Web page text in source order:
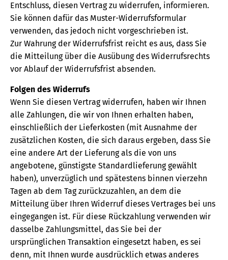
Entschluss, diesen Vertrag zu widerrufen, informieren.
Sie können dafür das Muster-Widerrufsformular
verwenden, das jedoch nicht vorgeschrieben ist.
Zur Wahrung der Widerrufsfrist reicht es aus, dass Sie
die Mitteilung über die Ausübung des Widerrufsrechts
vor Ablauf der Widerrufsfrist absenden.
Folgen des Widerrufs
Wenn Sie diesen Vertrag widerrufen, haben wir Ihnen
alle Zahlungen, die wir von Ihnen erhalten haben,
einschließlich der Lieferkosten (mit Ausnahme der
zusätzlichen Kosten, die sich daraus ergeben, dass Sie
eine andere Art der Lieferung als die von uns
angebotene, günstigste Standardlieferung gewählt
haben), unverzüglich und spätestens binnen vierzehn
Tagen ab dem Tag zurückzuzahlen, an dem die
Mitteilung über Ihren Widerruf dieses Vertrages bei uns
eingegangen ist. Für diese Rückzahlung verwenden wir
dasselbe Zahlungsmittel, das Sie bei der
ursprünglichen Transaktion eingesetzt haben, es sei
denn, mit Ihnen wurde ausdrücklich etwas anderes